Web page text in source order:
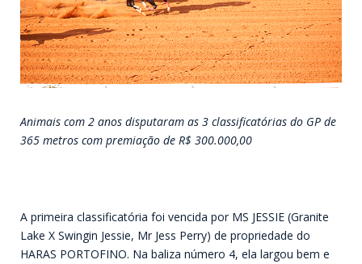
Animais com 2 anos disputaram as 3 classificatórias do GP de
365 metros com premiação de R$ 300.000,00
A primeira classificatória foi vencida por MS JESSIE (Granite
Lake X Swingin Jessie, Mr Jess Perry) de propriedade do
HARAS PORTOFINO. Na baliza número 4, ela largou bem e